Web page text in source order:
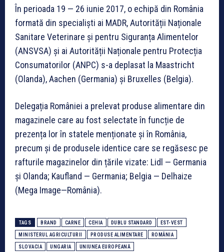
În perioada 19 — 26 iunie 2017, o echipă din România
formată din specialiști ai MADR, Autorității Naționale
Sanitare Veterinare și pentru Siguranța Alimentelor
(ANSVSA) și ai Autorității Naționale pentru Protecția
Consumatorilor (ANPC) s-a deplasat la Maastricht
(Olanda), Aachen (Germania) și Bruxelles (Belgia).
Delegația României a prelevat produse alimentare din
magazinele care au fost selectate în funcție de
prezența lor în statele menționate și în România,
precum și de produsele identice care se regăsesc pe
rafturile magazinelor din țările vizate: Lidl — Germania
și Olanda; Kaufland — Germania; Belgia — Delhaize
(Mega Image—România).
TAGS BRAND CARNE CEHIA DUBLU STANDARD EST-VEST
MINISTERUL AGRICULTURII PRODUSE ALIMENTARE ROMÂNIA
SLOVACIA UNGARIA UNIUNEA EUROPEANĂ